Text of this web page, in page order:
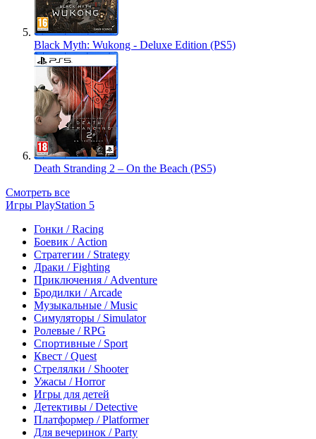
Black Myth: Wukong - Deluxe Edition (PS5)
Death Stranding 2 – On the Beach (PS5)
Смотреть все
Игры PlayStation 5
Гонки / Racing
Боевик / Action
Стратегии / Strategy
Драки / Fighting
Приключения / Adventure
Бродилки / Arcade
Музыкальные / Music
Симуляторы / Simulator
Ролевые / RPG
Спортивные / Sport
Квест / Quest
Стрелялки / Shooter
Ужасы / Horror
Игры для детей
Детективы / Detective
Платформер / Platformer
Для вечеринок / Party